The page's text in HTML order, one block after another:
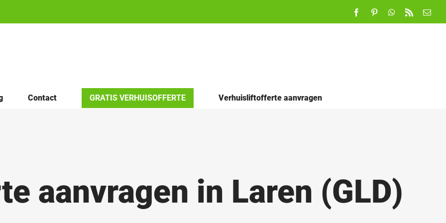
FacebookPinterestWhatsApp
Rss
E-
Contact GRATIS VERHUISOFFERTE Verhuisliftofferte aanvragen
aanvragen in Laren (GLD)